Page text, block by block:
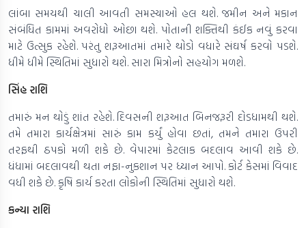
લાંબા સમયથી ચાલી આવતી સમસ્યાઓ હલ થશે. જમીન અને મકાન
સંબંધિત કામમાં અવરોધો ઓછા થશે. પોતાની શક્તિથી કંઈક નવું કરવા
માટે ઉત્સુક રહેશે. પરંતુ શરૂઆતમાં તમારે થોડો વધારે સંઘર્ષ કરવો પડશે.
ધીમે ધીમે સ્થિતિમાં સુધારો થશે. સારા મિત્રોનો સહયોગ મળશે.
સિંહ રાશિ
તમારું મન થોડું શાંત રહેશે. દિવસની શરૂઆત બિનજરૂરી દોડધામથી થશે.
તમે તમારા કાર્યક્ષેત્રમાં સારું કામ કર્યું હોવા છતાં, તમને તમારા ઉપરી
તરફથી ઠપકો મળી શકે છે. વેપારમાં કેટલાક બદલાવ આવી શકે છે.
ધંધામાં બદલાવથી થતા નફા-નુકશાન પર ધ્યાન આપો. કોર્ટ કેસમાં વિવાદ
વધી શકે છે. કૃષિ કાર્ય કરતા લોકોની સ્થિતિમાં સુધારો થશે.
કન્યા રાશિ